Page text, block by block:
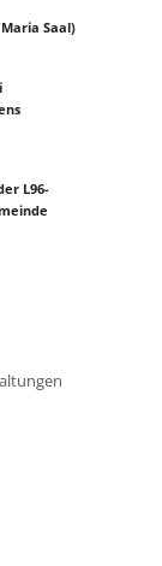
Saal)
L96-